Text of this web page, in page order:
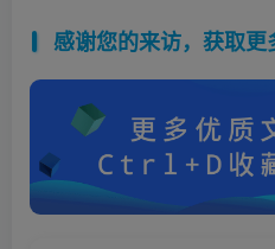
感谢您的来访，获取更